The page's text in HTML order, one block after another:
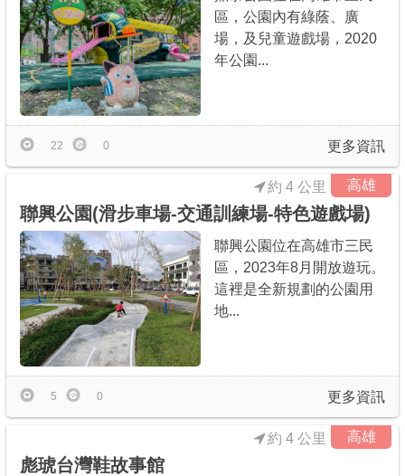
區，公園內有綠蔭、廣
場，及兒童遊戲場，2020
年公園...
更多資訊
22 0
高雄
聯興公園(滑步車場-交通訓練場-特色遊戲場)
約 4 公里
聯興公園位在高雄市三民
區，2023年8月開放遊玩。
這裡是全新規劃的公園用
地...
更多資訊
5 0
高雄
彪琥台灣鞋故事館
約 4 公里